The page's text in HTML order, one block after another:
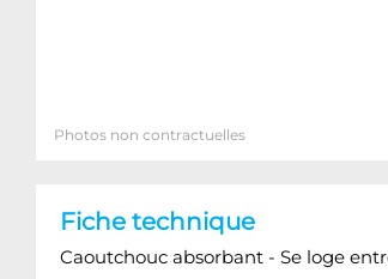
Photos non contractuelles
Fiche technique
Caoutchouc absorbant - Se loge